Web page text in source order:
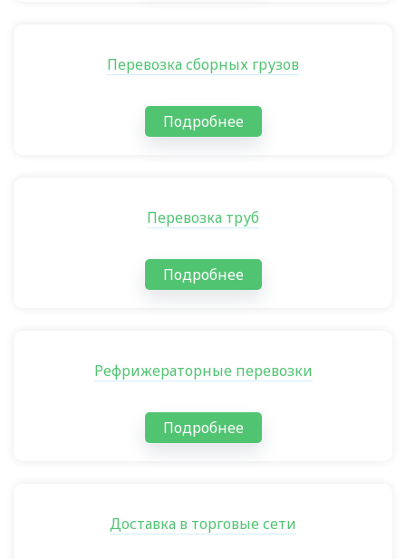
Перевозка сборных грузов
Подробнее
Перевозка труб
Подробнее
Рефрижераторные перевозки
Подробнее
Доставка в торговые сети